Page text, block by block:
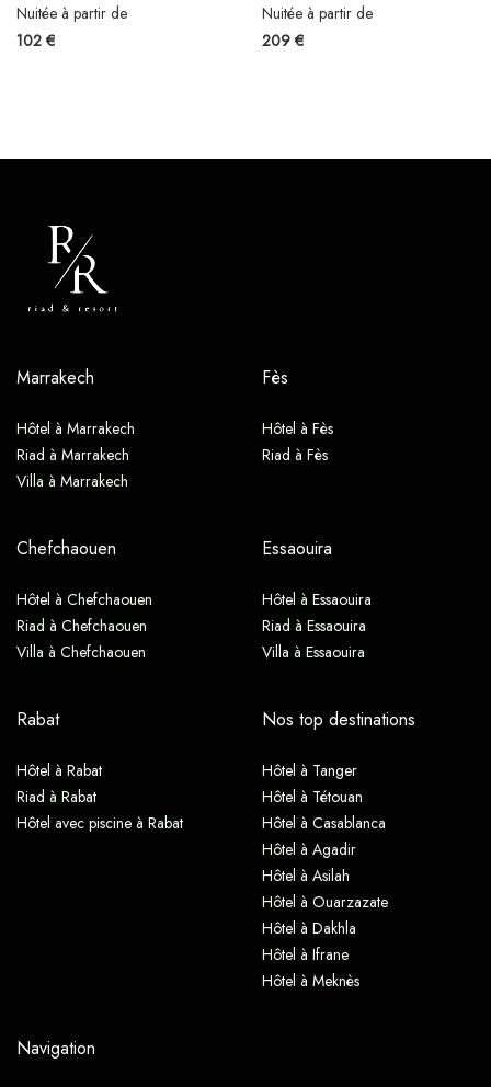
Nuitée à partir de
102 €
Nuitée à partir de
209 €
Marrakech
Hôtel à Marrakech
Riad à Marrakech
Villa à Marrakech
Fès
Hôtel à Fès
Riad à Fès
Chefchaouen
Hôtel à Chefchaouen
Riad à Chefchaouen
Villa à Chefchaouen
Essaouira
Hôtel à Essaouira
Riad à Essaouira
Villa à Essaouira
Rabat
Hôtel à Rabat
Riad à Rabat
Hôtel avec piscine à Rabat
Nos top destinations
Hôtel à Tanger
Hôtel à Tétouan
Hôtel à Casablanca
Hôtel à Agadir
Hôtel à Asilah
Hôtel à Ouarzazate
Hôtel à Dakhla
Hôtel à Ifrane
Hôtel à Meknès
Navigation